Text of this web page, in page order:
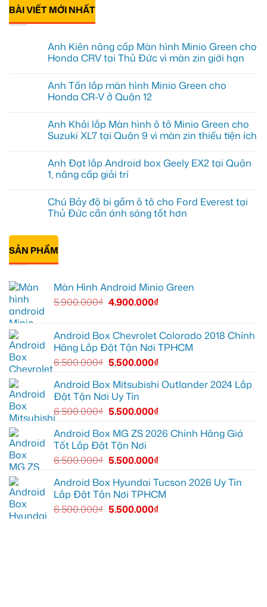
BÀI VIẾT MỚI NHẤT
Anh Kiên nâng cấp Màn hình Minio Green cho
Honda CRV tại Thủ Đức vì màn zin giới hạn
bình
luận
ở
nâng
cấp
Màn
Green
cho
Honda
Thủ
Đức
vì
giới
hạn
Anh Tấn lắp màn hình Minio Green cho
Honda CR-V ở Quận 12
bình
luận
ở
lắp
màn
hình
cho
Honda
CR-
Quận
12
Anh Khải lắp Màn hình ô tô Minio Green cho
Suzuki XL7 tại Quận 9 vì màn zin thiếu tiện ích
bình
luận
ở
lắp
Màn
hình
Minio
Green
cho
Suzuki
Quận
tiện
ích
Anh Đạt lắp Android box Geely EX2 tại Quận
1, nâng cấp giải trí
bình
luận
ở
Android
box
Geely
Quận
nâng
Chú Bảy độ bi gầm ô tô cho Ford Everest tại
Thủ Đức cần ánh sáng tốt hơn
có
luận
ở
Chú
Everest
tại
Thủ
Đức
cần
ánh
sáng
tốt
hơn
SẢN PHẨM
Màn Hình Android Minio Green
5.900.000₫ 4.900.000₫
Android Box Chevrolet Colorado 2018 Chính
Hãng Lắp Đặt Tận Nơi TPHCM
6.500.000₫ 5.500.000₫
Android Box Mitsubishi Outlander 2024 Lắp
Đặt Tận Nơi Uy Tín
6.500.000₫ 5.500.000₫
Android Box MG ZS 2026 Chính Hãng Giá
Tốt Lắp Đặt Tận Nơi
6.500.000₫ 5.500.000₫
Android Box Hyundai Tucson 2026 Uy Tín
Lắp Đặt Tận Nơi TPHCM
6.500.000₫ 5.500.000₫